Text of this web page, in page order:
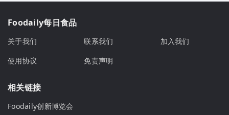
Foodaily每日食品
关于我们 联系我们
加入我们
使用协议
免责声明
相关链接
Foodaily创新博览会